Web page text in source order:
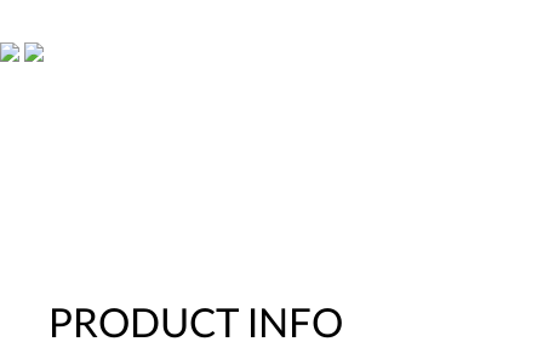
PRODUCT INFO